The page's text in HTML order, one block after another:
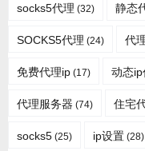
socks5代理 (32) 静态
SOCKS5代理 (24) 代
免费代理ip (17) 动态ip
代理服务器 (74) 住宅
socks5 (25) ip设置 (28)